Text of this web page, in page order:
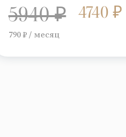
5940 ₽ 4740 ₽
790 ₽ / месяц